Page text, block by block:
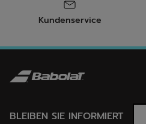
Kundenservice
BLEIBEN SIE INFORMIERT